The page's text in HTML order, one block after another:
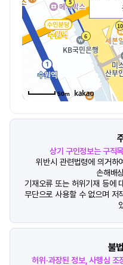
50m
상기 구인정보는 구직
위반시 관련법령에 의거하
손해배
기재오류 또는 허위기재 등에
무단으로 사용할 수 없으며 저
불
허위·과장된 정보, 사행심 조